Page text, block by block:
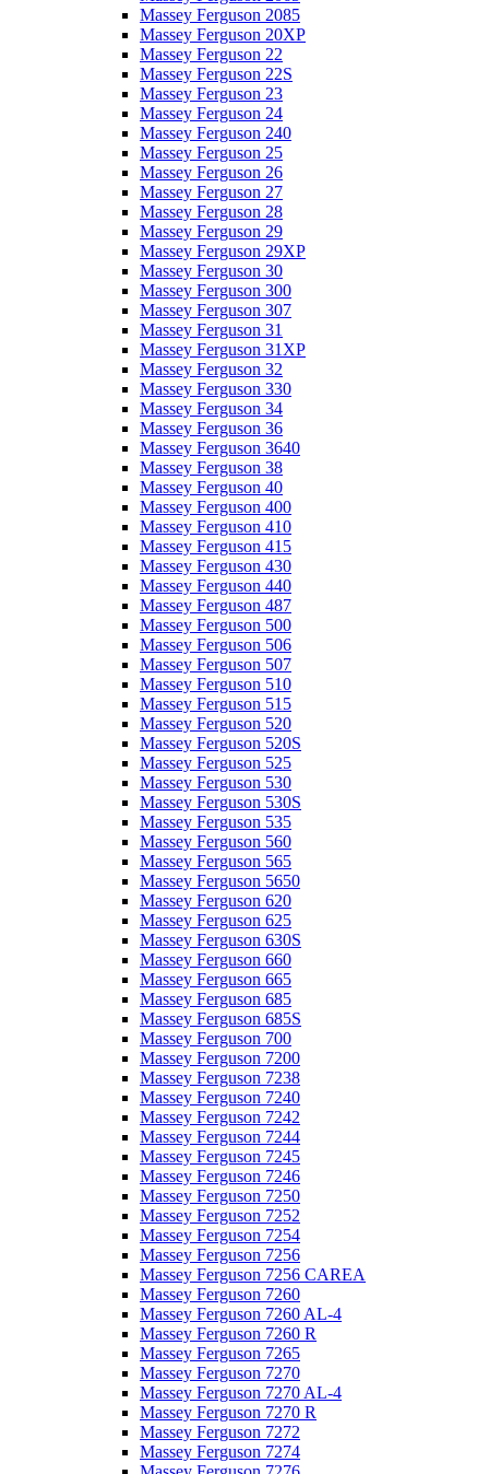
Massey Ferguson 2085
Massey Ferguson 20XP
Massey Ferguson 22
Massey Ferguson 22S
Massey Ferguson 23
Massey Ferguson 24
Massey Ferguson 240
Massey Ferguson 25
Massey Ferguson 26
Massey Ferguson 27
Massey Ferguson 28
Massey Ferguson 29
Massey Ferguson 29XP
Massey Ferguson 30
Massey Ferguson 300
Massey Ferguson 307
Massey Ferguson 31
Massey Ferguson 31XP
Massey Ferguson 32
Massey Ferguson 330
Massey Ferguson 34
Massey Ferguson 36
Massey Ferguson 3640
Massey Ferguson 38
Massey Ferguson 40
Massey Ferguson 400
Massey Ferguson 410
Massey Ferguson 415
Massey Ferguson 430
Massey Ferguson 440
Massey Ferguson 487
Massey Ferguson 500
Massey Ferguson 506
Massey Ferguson 507
Massey Ferguson 510
Massey Ferguson 515
Massey Ferguson 520
Massey Ferguson 520S
Massey Ferguson 525
Massey Ferguson 530
Massey Ferguson 530S
Massey Ferguson 535
Massey Ferguson 560
Massey Ferguson 565
Massey Ferguson 5650
Massey Ferguson 620
Massey Ferguson 625
Massey Ferguson 630S
Massey Ferguson 660
Massey Ferguson 665
Massey Ferguson 685
Massey Ferguson 685S
Massey Ferguson 700
Massey Ferguson 7200
Massey Ferguson 7238
Massey Ferguson 7240
Massey Ferguson 7242
Massey Ferguson 7244
Massey Ferguson 7245
Massey Ferguson 7246
Massey Ferguson 7250
Massey Ferguson 7252
Massey Ferguson 7254
Massey Ferguson 7256
Massey Ferguson 7256 CAREA
Massey Ferguson 7260
Massey Ferguson 7260 AL-4
Massey Ferguson 7260 R
Massey Ferguson 7265
Massey Ferguson 7270
Massey Ferguson 7270 AL-4
Massey Ferguson 7270 R
Massey Ferguson 7272
Massey Ferguson 7274